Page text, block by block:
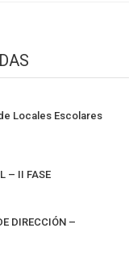
Locales Escolares
– II FASE
DIRECCIÓN –